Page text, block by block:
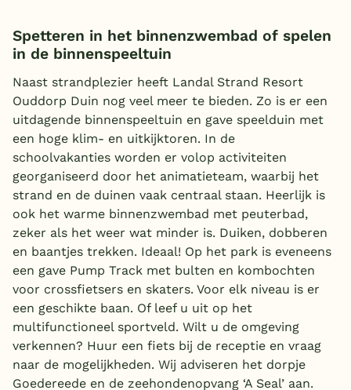
Spetteren in het binnenzwembad of spelen
in de binnenspeeltuin
Naast strandplezier heeft Landal Strand Resort
Ouddorp Duin nog veel meer te bieden. Zo is er een
uitdagende binnenspeeltuin en gave speelduin met
een hoge klim- en uitkijktoren. In de
schoolvakanties worden er volop activiteiten
georganiseerd door het animatieteam, waarbij het
strand en de duinen vaak centraal staan. Heerlijk is
ook het warme binnenzwembad met peuterbad,
zeker als het weer wat minder is. Duiken, dobberen
en baantjes trekken. Ideaal! Op het park is eveneens
een gave Pump Track met bulten en kombochten
voor crossfietsers en skaters. Voor elk niveau is er
een geschikte baan. Of leef u uit op het
multifunctioneel sportveld. Wilt u de omgeving
verkennen? Huur een fiets bij de receptie en vraag
naar de mogelijkheden. Wij adviseren het dorpje
Goedereede en de zeehondenopvang ‘A Seal’ aan.